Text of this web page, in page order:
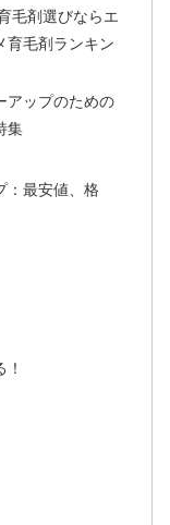
毛剤選びならエ
育毛剤ランキン
アップのための
集
：最安値、格